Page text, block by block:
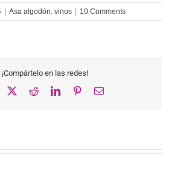
| Asa algodón vinos | 10 Comments
¡Compártelo en las redes!
Facebook RedditLinkedInPinterestEmail